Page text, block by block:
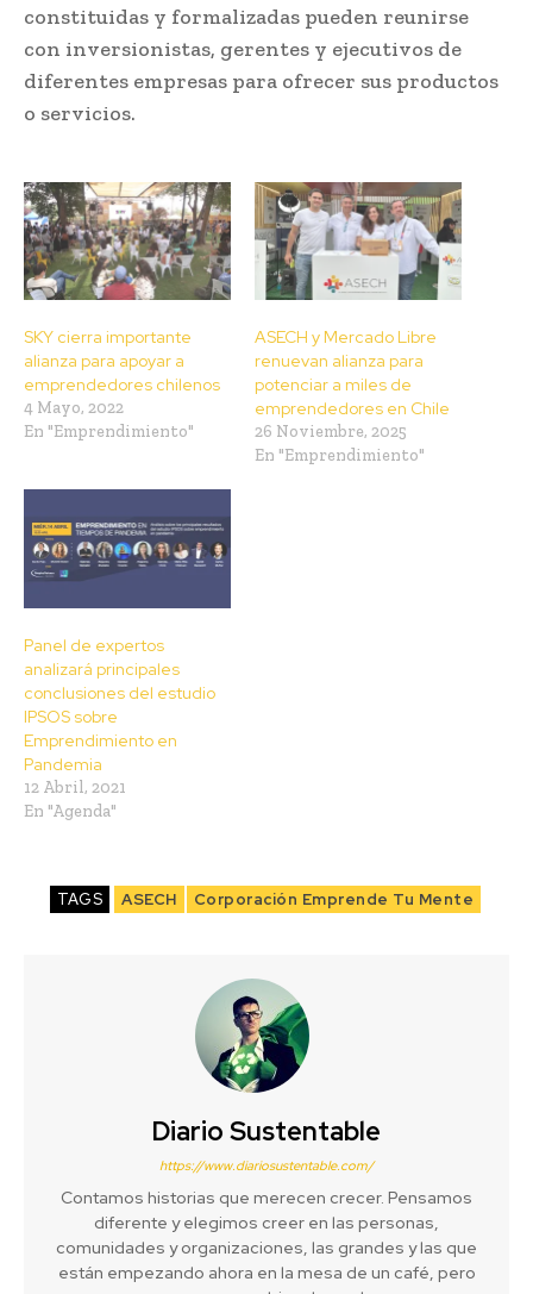
constituidas y formalizadas pueden reunirse
con inversionistas, gerentes y ejecutivos de
diferentes empresas para ofrecer sus productos
o servicios.
SKY cierra importante
alianza para apoyar a
emprendedores chilenos
4 Mayo, 2022
En "Emprendimiento"
ASECH y Mercado Libre
renuevan alianza para
potenciar a miles de
emprendedores en Chile
26 Noviembre, 2025
En "Emprendimiento"
Panel de expertos
analizará principales
conclusiones del estudio
IPSOS sobre
Emprendimiento en
Pandemia
12 Abril, 2021
En "Agenda"
TAGS ASECH Corporación Emprende Tu Mente
Diario Sustentable
https://www.diariosustentable.com/
Contamos historias que merecen crecer. Pensamos
diferente y elegimos creer en las personas,
comunidades y organizaciones, las grandes y las que
están empezando ahora en la mesa de un café, pero